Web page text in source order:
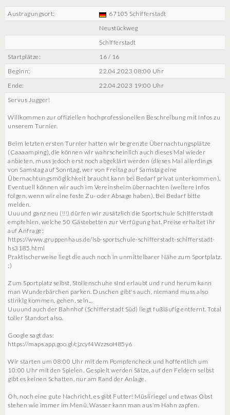
Austragungsort:
67105 Schifferstadt
Neustückweg
Schifferstadt
Startplätze:
16 / 16
Beginn:
22.04.2023 08:00 Uhr
Ende:
22.04.2023 19:00 Uhr
Servus Jugger!
Willkommen zur offiziellen hochprofessionellen Beschreibung mit Infos zu
unserem Turnier.
Beim letzten ersten Turnier hatten wir begrenzte Übernachtungsplätze
(Caaaamping), die können wir wahrscheinlich auch dieses Mal wieder
anbieten, muss jedoch erst noch abgeklärt werden (dieses Mal allerdings
von Samstag auf Sonntag, wer von Freitag auf Samstag eine
Übernachtungsmöglichkeit braucht kann bei Bedarf privat unterkommen).
Eventuell können wir auch im Vereinsheim übernachten (weitere Infos
folgen, wenn wir eine feste Zu- oder Absage haben). Bei Bedarf bitte
melden.
Uuuund ganz neu (!!!) dürfen wir zusätzlich die Sportschule Schifferstadt
empfehlen, welche 50 Gästebetten zur Verfügung hat. Preise erhaltet ihr
auf Anfrage:
https://www.gruppenhaus.de/lsb-sportschule-schifferstadt-schifferstadt-
hs3185.html
Praktischerweise liegt die auch noch in unmittelbarer Nähe zum Sportplatz.
;)
Zum Sportplatz selbst, Stollenschuhe sind erlaubt und rund herum kann
man Wunderbärchen parken. Duschen gibt's auch, niemand muss also
stinkig kommen, gehen, sein...
Uuuund auch der Bahnhof (Schifferstadt Süd) liegt fußläufig entfernt. Total
toller Standort also.
Google sagt das:
https://maps.app.goo.gl/cjzcyf4WzzsoH85y6
Wir starten um 08:00 Uhr mit dem Pompfencheck und hoffentlich um
10:00 Uhr mit den Spielen. Gespielt werden Sätze, auf den Feldern selbst
gibt es keinen Schatten, nur am Rand der Anlage.
Oh, noch eine gute Nachricht, es gibt Futter! Müsliriegel und etwas Obst
stehen wie immer im Menü. Wasser kann man aus'm Hahn zapfen.